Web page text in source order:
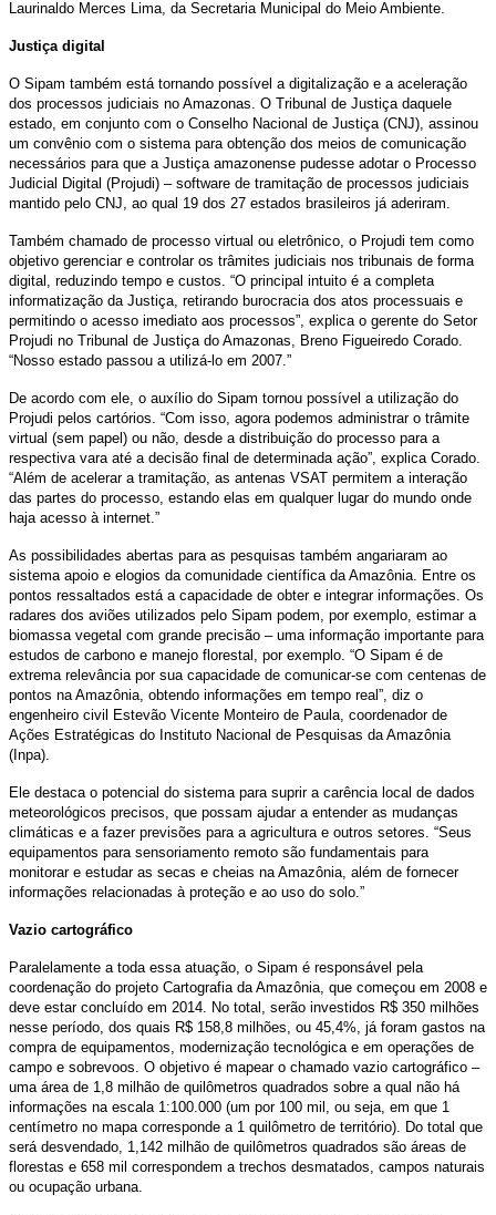
Laurinaldo Merces Lima, da Secretaria Municipal do Meio Ambiente.
Justiça digital
O Sipam também está tornando possível a digitalização e a aceleração
dos processos judiciais no Amazonas. O Tribunal de Justiça daquele
estado, em conjunto com o Conselho Nacional de Justiça (CNJ), assinou
um convênio com o sistema para obtenção dos meios de comunicação
necessários para que a Justiça amazonense pudesse adotar o Processo
Judicial Digital (Projudi) – software de tramitação de processos judiciais
mantido pelo CNJ, ao qual 19 dos 27 estados brasileiros já aderiram.
Também chamado de processo virtual ou eletrônico, o Projudi tem como
objetivo gerenciar e controlar os trâmites judiciais nos tribunais de forma
digital, reduzindo tempo e custos. “O principal intuito é a completa
informatização da Justiça, retirando burocracia dos atos processuais e
permitindo o acesso imediato aos processos”, explica o gerente do Setor
Projudi no Tribunal de Justiça do Amazonas, Breno Figueiredo Corado.
“Nosso estado passou a utilizá-lo em 2007.”
De acordo com ele, o auxílio do Sipam tornou possível a utilização do
Projudi pelos cartórios. “Com isso, agora podemos administrar o trâmite
virtual (sem papel) ou não, desde a distribuição do processo para a
respectiva vara até a decisão final de determinada ação”, explica Corado.
“Além de acelerar a tramitação, as antenas VSAT permitem a interação
das partes do processo, estando elas em qualquer lugar do mundo onde
haja acesso à internet.”
As possibilidades abertas para as pesquisas também angariaram ao
sistema apoio e elogios da comunidade científica da Amazônia. Entre os
pontos ressaltados está a capacidade de obter e integrar informações. Os
radares dos aviões utilizados pelo Sipam podem, por exemplo, estimar a
biomassa vegetal com grande precisão – uma informação importante para
estudos de carbono e manejo florestal, por exemplo. “O Sipam é de
extrema relevância por sua capacidade de comunicar-se com centenas de
pontos na Amazônia, obtendo informações em tempo real”, diz o
engenheiro civil Estevão Vicente Monteiro de Paula, coordenador de
Ações Estratégicas do Instituto Nacional de Pesquisas da Amazônia
(Inpa).
Ele destaca o potencial do sistema para suprir a carência local de dados
meteorológicos precisos, que possam ajudar a entender as mudanças
climáticas e a fazer previsões para a agricultura e outros setores. “Seus
equipamentos para sensoriamento remoto são fundamentais para
monitorar e estudar as secas e cheias na Amazônia, além de fornecer
informações relacionadas à proteção e ao uso do solo.”
Vazio cartográfico
Paralelamente a toda essa atuação, o Sipam é responsável pela
coordenação do projeto Cartografia da Amazônia, que começou em 2008 e
deve estar concluído em 2014. No total, serão investidos R$ 350 milhões
nesse período, dos quais R$ 158,8 milhões, ou 45,4%, já foram gastos na
compra de equipamentos, modernização tecnológica e em operações de
campo e sobrevoos. O objetivo é mapear o chamado vazio cartográfico –
uma área de 1,8 milhão de quilômetros quadrados sobre a qual não há
informações na escala 1:100.000 (um por 100 mil, ou seja, em que 1
centímetro no mapa corresponde a 1 quilômetro de território). Do total que
será desvendado, 1,142 milhão de quilômetros quadrados são áreas de
florestas e 658 mil correspondem a trechos desmatados, campos naturais
ou ocupação urbana.